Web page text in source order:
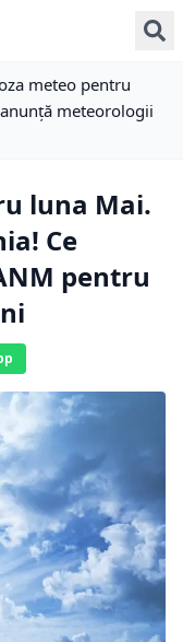
meteo pentru
meteorologii
luna Mai.
Ce
pentru